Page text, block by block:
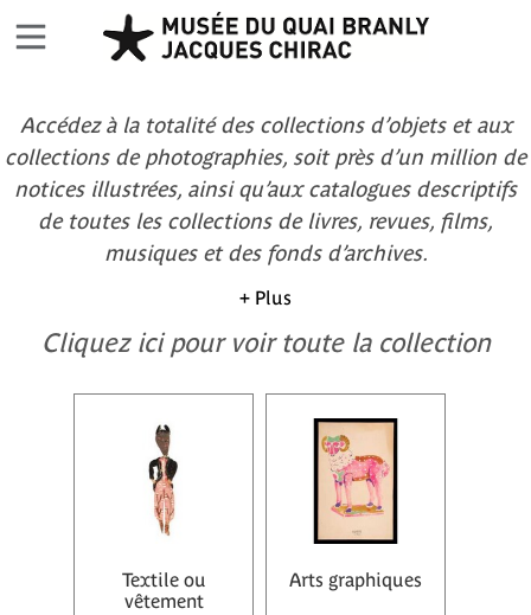
Accédez à la totalité des collections d’objets et aux
collections de photographies, soit près d’un million de
notices illustrées, ainsi qu’aux catalogues descriptifs
de toutes les collections de livres, revues, films,
musiques et des fonds d’archives.
+ Plus
Cliquez ici pour voir toute la collection
Textile ou
vêtement
Arts graphiques